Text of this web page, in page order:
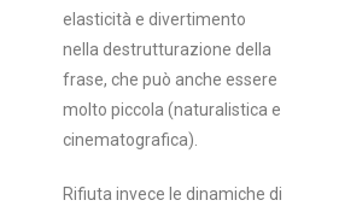
elasticità e divertimento
nella destrutturazione della
frase, che può anche essere
molto piccola (naturalistica e
cinematografica).
Rifiuta invece le dinamiche di